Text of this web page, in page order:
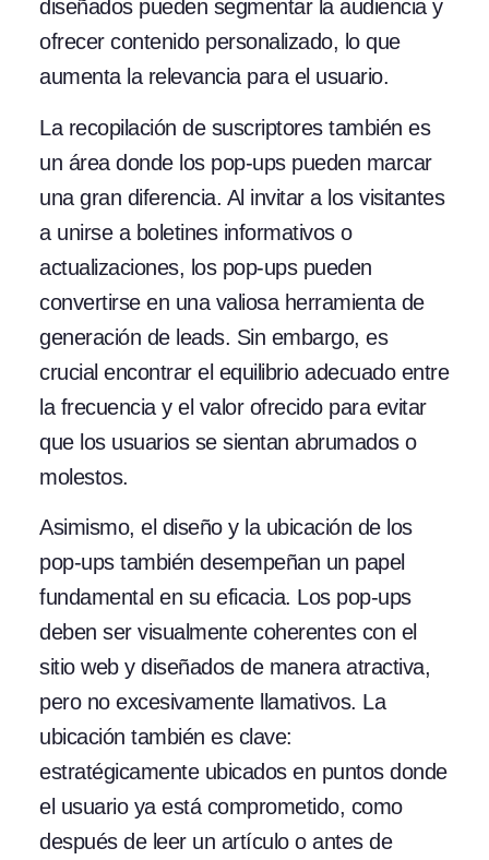
diseñados pueden segmentar la audiencia y
ofrecer contenido personalizado, lo que
aumenta la relevancia para el usuario.
La recopilación de suscriptores también es
un área donde los pop-ups pueden marcar
una gran diferencia. Al invitar a los visitantes
a unirse a boletines informativos o
actualizaciones, los pop-ups pueden
convertirse en una valiosa herramienta de
generación de leads. Sin embargo, es
crucial encontrar el equilibrio adecuado entre
la frecuencia y el valor ofrecido para evitar
que los usuarios se sientan abrumados o
molestos.
Asimismo, el diseño y la ubicación de los
pop-ups también desempeñan un papel
fundamental en su eficacia. Los pop-ups
deben ser visualmente coherentes con el
sitio web y diseñados de manera atractiva,
pero no excesivamente llamativos. La
ubicación también es clave:
estratégicamente ubicados en puntos donde
el usuario ya está comprometido, como
después de leer un artículo o antes de